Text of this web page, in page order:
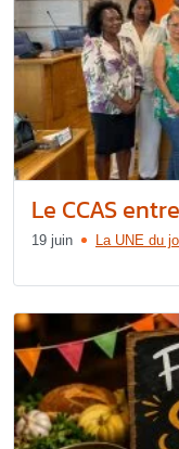
Le CCAS
19 juin La UNE du